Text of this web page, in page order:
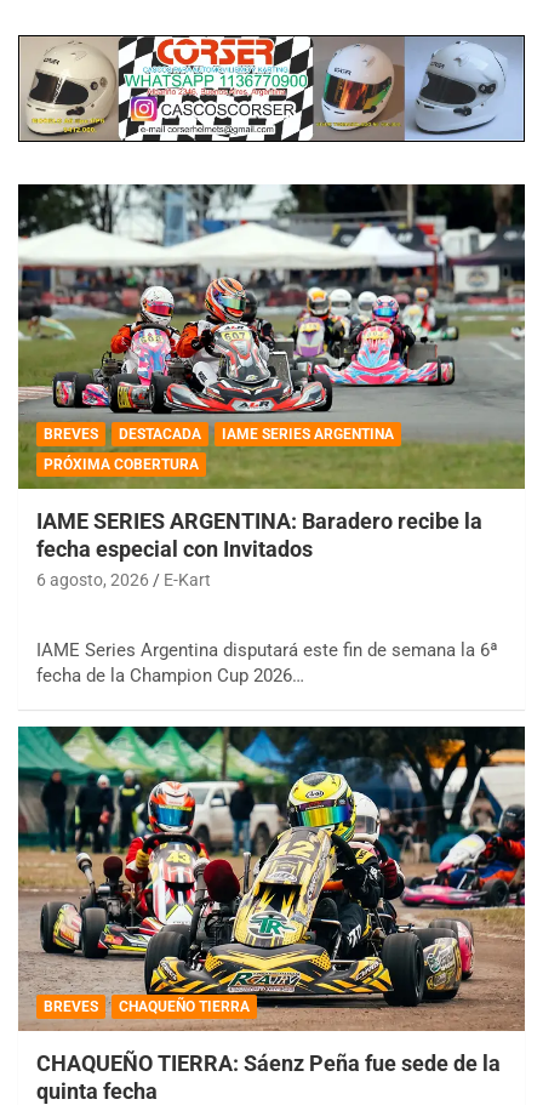
BREVES DESTACADA
IAME SERIES ARGENTINA
PRÓXIMA COBERTURA
IAME SERIES ARGENTINA: Baradero recibe la
fecha especial con Invitados
6 agosto, 2026 E-Kart
IAME Series Argentina disputará este fin de semana la 6ª
fecha de la Champion Cup 2026…
BREVES CHAQUEÑO TIERRA
CHAQUEÑO TIERRA: Sáenz Peña fue sede de la
quinta fecha